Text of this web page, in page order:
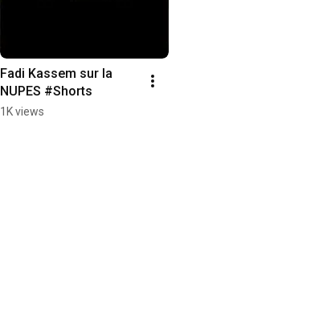
Fadi Kassem sur la
NUPES #Shorts
1K views